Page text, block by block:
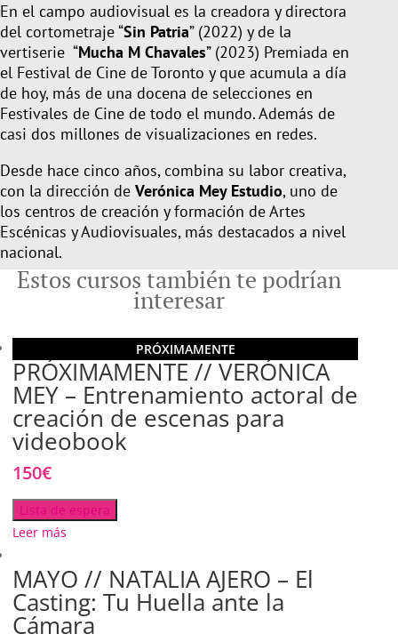
En el campo audiovisual es la creadora y directora
del cortometraje “Sin Patria” (2022) y de la
vertiserie “Mucha M Chavales” (2023) Premiada en
el Festival de Cine de Toronto y que acumula a día
de hoy, más de una docena de selecciones en
Festivales de Cine de todo el mundo. Además de
casi dos millones de visualizaciones en redes.
Desde hace cinco años, combina su labor creativa,
con la dirección de Verónica Mey Estudio, uno de
los centros de creación y formación de Artes
Escénicas y Audiovisuales, más destacados a nivel
nacional.
Estos cursos también te podrían
interesar
PRÓXIMAMENTE
PRÓXIMAMENTE // VERÓNICA
MEY – Entrenamiento actoral de
creación de escenas para
videobook
150€
Lista de espera
Leer más
MAYO // NATALIA AJERO – El
Casting: Tu Huella ante la
Cámara